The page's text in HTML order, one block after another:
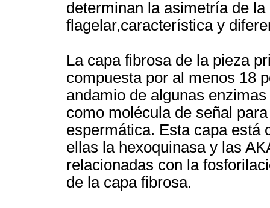
determinan la asimetría de
flagelar,característica y
La capa fibrosa de la pieza
compuesta por al menos 18
andamio de algunas
como molécula de señal
espermática. Esta capa está
ellas la hexoquinasa y las
relacionadas con la
de la capa fibrosa.